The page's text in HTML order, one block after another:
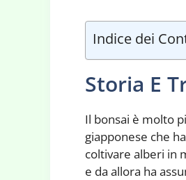
Indice dei
Storia E
Il bonsai è molto
giapponese che
coltivare alberi in
e da allora ha